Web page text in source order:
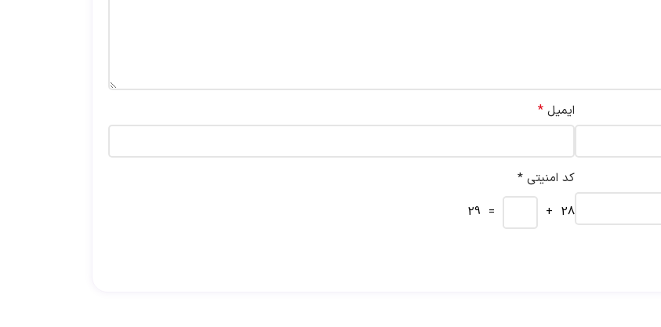
ایمیل *
کد امنیتی *
28 +
= 29